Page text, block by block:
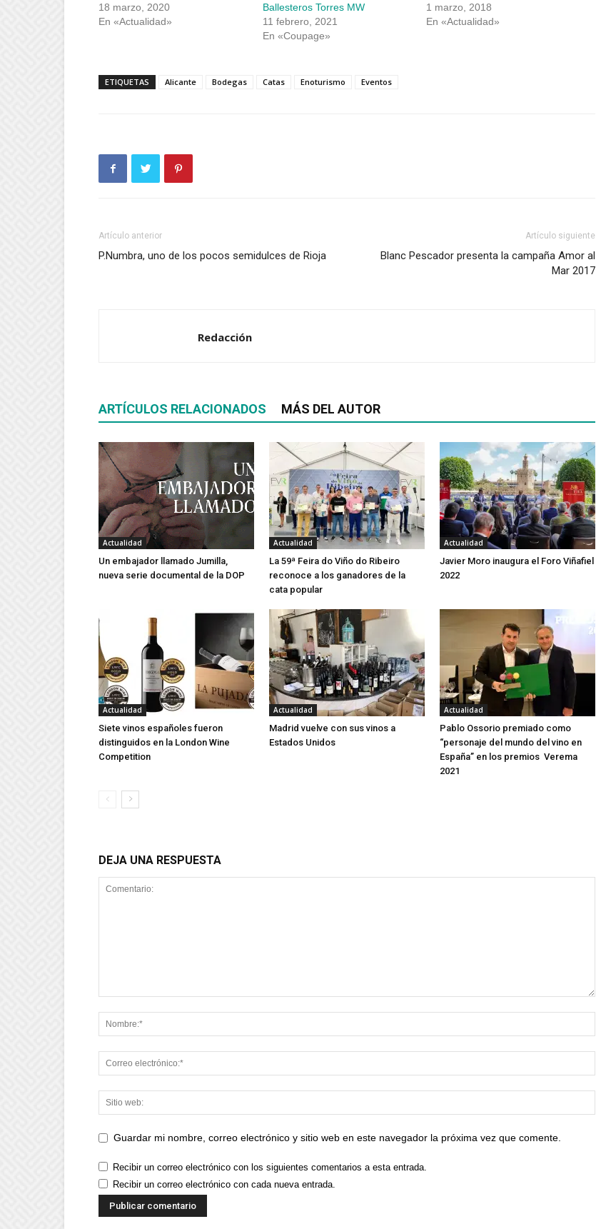
18 marzo, 2020
En «Actualidad»
Ballesteros Torres MW
11 febrero, 2021
En «Coupage»
1 marzo, 2018
En «Actualidad»
ETIQUETAS Alicante Bodegas Catas Enoturismo Eventos
Artículo anterior
P.Numbra, uno de los pocos semidulces de Rioja
Artículo siguiente
Blanc Pescador presenta la campaña Amor al
Mar 2017
Redacción
ARTÍCULOS RELACIONADOS MÁS DEL AUTOR
Actualidad
Un embajador llamado Jumilla,
nueva serie documental de la DOP
Actualidad
La 59ª Feira do Viño do Ribeiro
reconoce a los ganadores de la
cata popular
Actualidad
Javier Moro inaugura el Foro Viñafiel
2022
Actualidad
Siete vinos españoles fueron
distinguidos en la London Wine
Competition
Actualidad
Madrid vuelve con sus vinos a
Estados Unidos
Actualidad
Pablo Ossorio premiado como
“personaje del mundo del vino en
España” en los premios Verema
2021
DEJA UNA RESPUESTA
Guardar mi nombre, correo electrónico y sitio web en este navegador la próxima vez que comente.
Recibir un correo electrónico con los siguientes comentarios a esta entrada.
Recibir un correo electrónico con cada nueva entrada.